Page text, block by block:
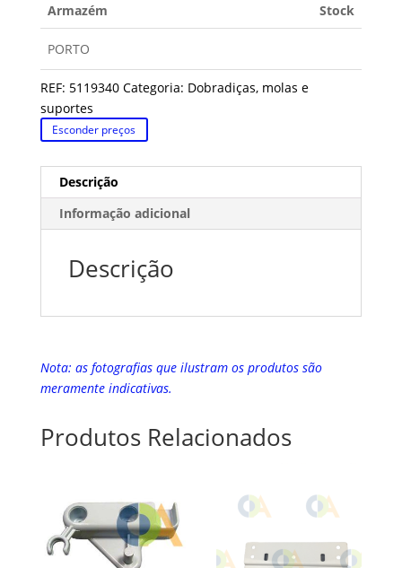
Armazém Stock
PORTO
REF: 5119340 Categoria: Dobradiças, molas e
suportes
Esconder preços
Descrição
Informação adicional
Descrição
Nota: as fotografias que ilustram os produtos são
meramente indicativas.
Produtos Relacionados